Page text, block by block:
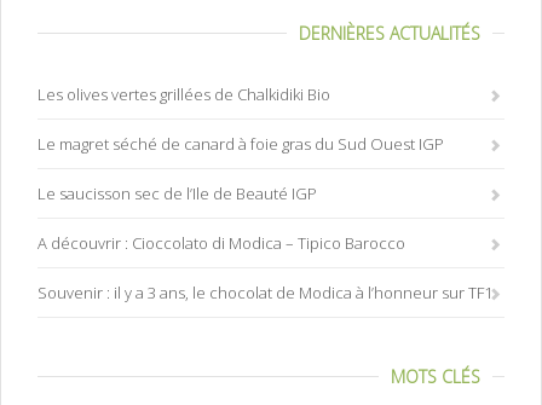
DERNIÈRES ACTUALITÉS
Les olives vertes grillées de Chalkidiki Bio
Le magret séché de canard à foie gras du Sud Ouest IGP
Le saucisson sec de l’Ile de Beauté IGP
A découvrir : Cioccolato di Modica – Tipico Barocco
Souvenir : il y a 3 ans, le chocolat de Modica à l’honneur sur TF1
MOTS CLÉS